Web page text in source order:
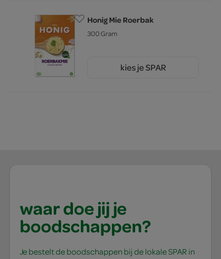
Honig Mie Roerbak
300 Gram
kies je SPAR
waar doe jij je
boodschappen?
Je bestelt de boodschappen bij de lokale SPAR in